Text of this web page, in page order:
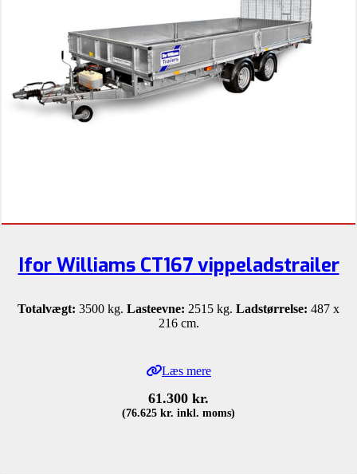
Ifor Williams CT167 vippeladstrailer
Totalvægt: 3500 kg. Lasteevne: 2515 kg. Ladstørrelse: 487 x
216 cm.
Læs mere
61.300 kr.
(76.625 kr. inkl. moms)